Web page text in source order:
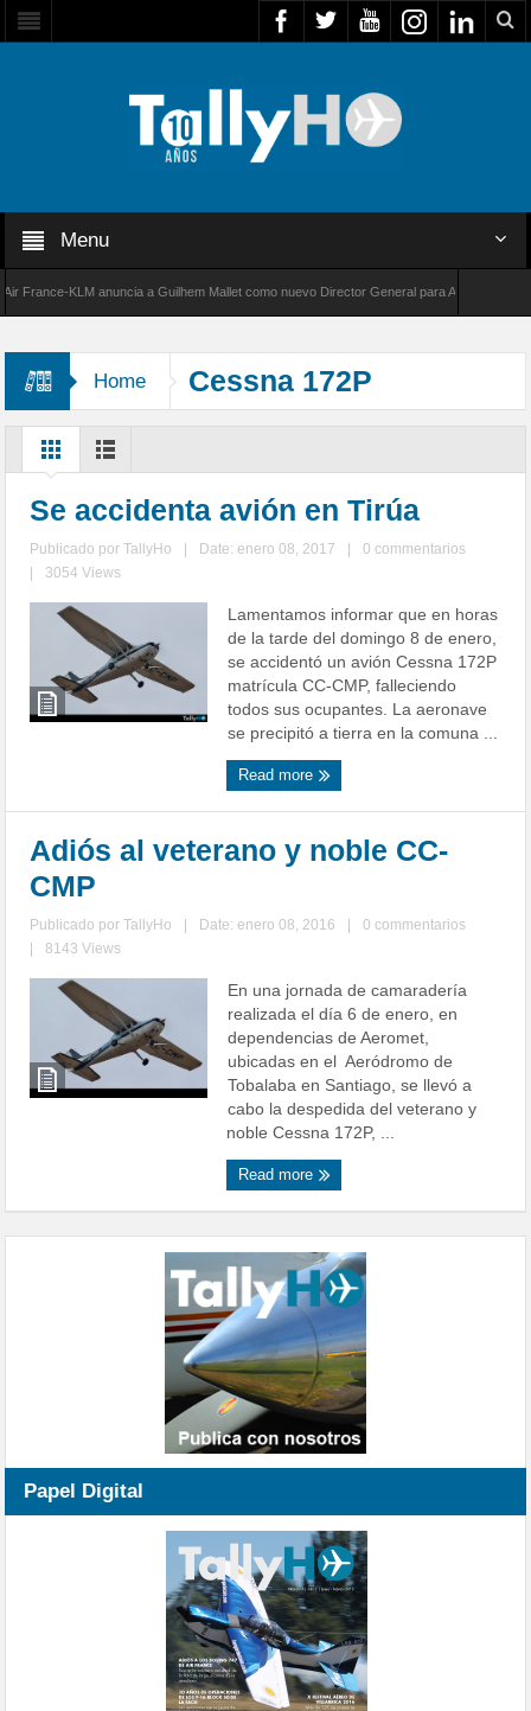
Menu
KLM anuncia a Guilhem Mallet como nuevo Director General para América Latina
Home Cessna 172P
Se accidenta avión en Tirúa
Publicado porTallyHo Date: enero 08, 2017
0 commentarios
3054 Views
Lamentamos informar que en horas
de la tarde del domingo 8 de enero,
se accidentó un avión Cessna 172P
matrícula CC-CMP, falleciendo
todos sus ocupantes. La aeronave
se precipitó a tierra en la comuna ...
Read more
Adiós al veterano y noble CC-
CMP
Publicado porTallyHo Date: enero 08, 2016
0 commentarios
8143 Views
En una jornada de camaradería
realizada el día 6 de enero, en
dependencias de Aeromet,
ubicadas en el Aeródromo de
Tobalaba en Santiago, se llevó a
cabo la despedida del veterano y
noble Cessna 172P, ...
Read more
Papel Digital